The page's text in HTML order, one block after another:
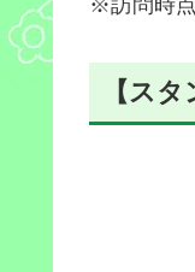
※訪問時点
【スタ